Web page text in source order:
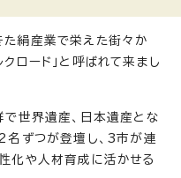
た絹産業で栄えた街々か
ロード」と呼ばれて来まし
で世界遺産、日本遺産とな
名ずつが登壇し、3市が連
化や人材育成に活かせる